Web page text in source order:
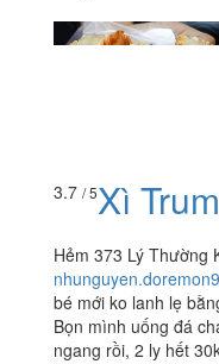
3.7 / 5Xì
Hẻm 373 Lý Thường
bé mới ko lanh lẹ
Bọn mình uống đá
ngang rồi, 2 ly hết